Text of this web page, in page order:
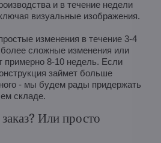
и в течение недели
визуальные изображения.
изменения в течение 3-4
сложные изменения или
примерно 8-10 недель. Если
займет больше
- мы будем рады придержать
складе.
Или просто